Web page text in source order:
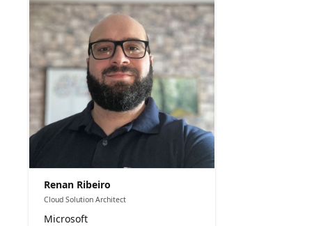
Renan Ribeiro
Cloud Solution Architect
Microsoft